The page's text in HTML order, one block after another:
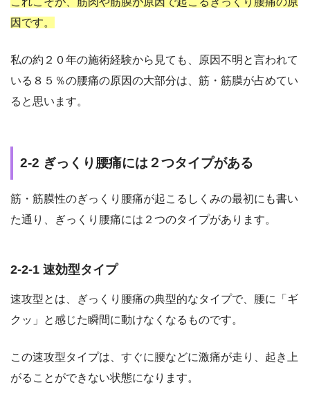
因です。
私の約２０年の施術経験から見ても、原因不明と言われて
いる８５％の腰痛の原因の大部分は、筋・筋膜が占めてい
ると思います。
2-2 ぎっくり腰痛には２つタイプがある
筋・筋膜性のぎっくり腰痛が起こるしくみの最初にも書い
た通り、ぎっくり腰痛には２つのタイプがあります。
2-2-1 速効型タイプ
速攻型とは、ぎっくり腰痛の典型的なタイプで、腰に「ギ
クッ」と感じた瞬間に動けなくなるものです。
この速攻型タイプは、すぐに腰などに激痛が走り、起き上
がることができない状態になります。